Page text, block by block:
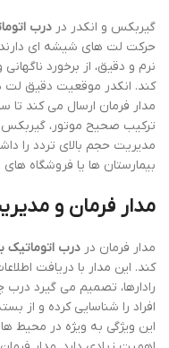
گیربکس و انکدر در درب
حرکت لت های شیشه ای
نرم و دقیق، از برخورد
کند. انکدر موقعیت دقیق لت
مدار فرمان ارسال می کند
ترکیب صحیح موتور،
مدیریت حجم بالای تردد را
بیمارستان ها یا فروشگاه
مدار فرمان و
مدار فرمان در درب اتوماتیک
کند. این مدار با دریافت
رادارها، تصمیم می گیرد
افراد را شناسایی کرده و از
این ویژگی به ویژه در محیط